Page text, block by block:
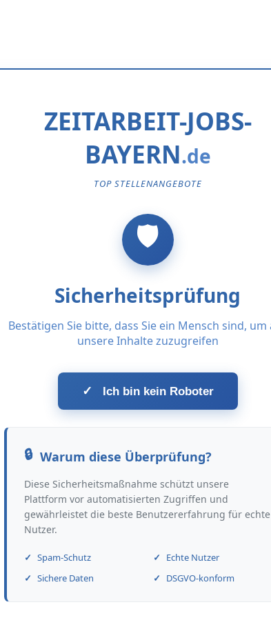
ZEITARBEIT-JOBS-
BAYERN
TOP STELLENANGEBOTE
Sicherheitsprüfung
Bestätigen Sie bitte, dass Sie ein Mensch sind, um
unsere Inhalte zuzugreifen
✓ Ich bin kein Roboter
Warum diese Überprüfung?
Diese Sicherheitsmaßnahme schützt unsere
Plattform vor automatisierten Zugriffen und
gewährleistet die beste Benutzererfahrung für echte
Nutzer.
Spam-Schutz
Echte Nutzer
Sichere Daten
DSGVO-konform